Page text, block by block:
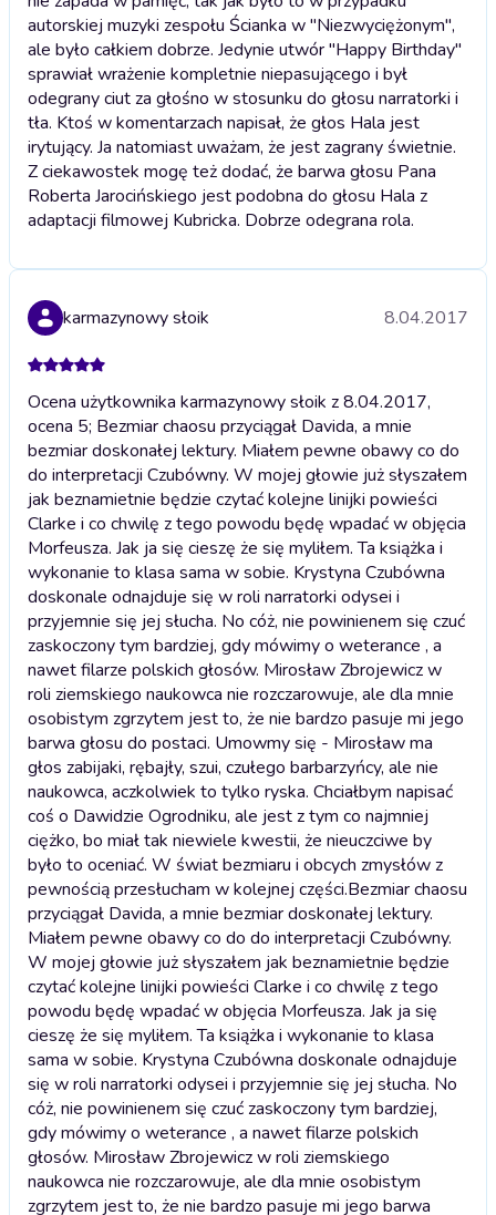
autorskiej muzyki zespołu Ścianka w "Niezwyciężonym",
ale było całkiem dobrze. Jedynie utwór "Happy Birthday"
sprawiał wrażenie kompletnie niepasującego i był
odegrany ciut za głośno w stosunku do głosu narratorki i
tła. Ktoś w komentarzach napisał, że głos Hala jest
irytujący. Ja natomiast uważam, że jest zagrany świetnie.
Z ciekawostek mogę też dodać, że barwa głosu Pana
Roberta Jarocińskiego jest podobna do głosu Hala z
adaptacji filmowej Kubricka. Dobrze odegrana rola.
karmazynowy słoik 8.04.2017
Ocena użytkownika karmazynowy słoik z 8.04.2017,
ocena 5; Bezmiar chaosu przyciągał Davida, a mnie
bezmiar doskonałej lektury. Miałem pewne obawy co do
do interpretacji Czubówny. W mojej głowie już słyszałem
jak beznamietnie będzie czytać kolejne linijki powieści
Clarke i co chwilę z tego powodu będę wpadać w objęcia
Morfeusza. Jak ja się cieszę że się myliłem. Ta książka i
wykonanie to klasa sama w sobie. Krystyna Czubówna
doskonale odnajduje się w roli narratorki odysei i
przyjemnie się jej słucha. No cóż, nie powinienem się czuć
zaskoczony tym bardziej, gdy mówimy o weterance , a
nawet filarze polskich głosów. Mirosław Zbrojewicz w
roli ziemskiego naukowca nie rozczarowuje, ale dla mnie
osobistym zgrzytem jest to, że nie bardzo pasuje mi jego
barwa głosu do postaci. Umowmy się - Mirosław ma
głos zabijaki, rębajły, szui, czułego barbarzyńcy, ale nie
naukowca, aczkolwiek to tylko ryska. Chciałbym napisać
coś o Dawidzie Ogrodniku, ale jest z tym co najmniej
ciężko, bo miał tak niewiele kwestii, że nieuczciwe by
było to oceniać. W świat bezmiaru i obcych zmysłów z
pewnością przesłucham w kolejnej części.Bezmiar chaosu
przyciągał Davida, a mnie bezmiar doskonałej lektury.
Miałem pewne obawy co do do interpretacji Czubówny.
W mojej głowie już słyszałem jak beznamietnie będzie
czytać kolejne linijki powieści Clarke i co chwilę z tego
powodu będę wpadać w objęcia Morfeusza. Jak ja się
cieszę że się myliłem. Ta książka i wykonanie to klasa
sama w sobie. Krystyna Czubówna doskonale odnajduje
się w roli narratorki odysei i przyjemnie się jej słucha. No
cóż, nie powinienem się czuć zaskoczony tym bardziej,
gdy mówimy o weterance , a nawet filarze polskich
głosów. Mirosław Zbrojewicz w roli ziemskiego
naukowca nie rozczarowuje, ale dla mnie osobistym
zgrzytem jest to, że nie bardzo pasuje mi jego barwa